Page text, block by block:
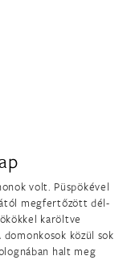
volt. Püspökével
megfertőzött dél-
karöltve
közül sok
halt meg